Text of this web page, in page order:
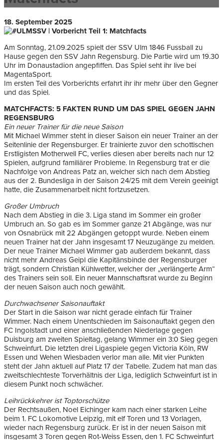
18. September 2025
Am Sonntag, 21.09.2025 spielt der SSV Ulm 1846 Fussball zu
Hause gegen den SSV Jahn Regensburg. Die Partie wird um 19.30
Uhr im Donaustadion angepfiffen. Das Spiel seht ihr live bei
MagentaSport.
Im ersten Teil des Vorberichts erfahrt ihr ihr mehr über den Gegner
und das Spiel.
MATCHFACTS: 5 FAKTEN RUND UM DAS SPIEL GEGEN JAHN
REGENSBURG
Ein neuer Trainer für die neue Saison
Mit Michael Wimmer steht in dieser Saison ein neuer Trainer an der
Seitenlinie der Regensburger. Er trainierte zuvor den schottischen
Erstligisten Motherwell FC, verlies diesen aber bereits nach nur 12
Spielen, aufgrund familiärer Probleme. In Regensburg trat er die
Nachfolge von Andreas Patz an, welcher sich nach dem Abstieg
aus der 2. Bundesliga in der Saison 24/25 mit dem Verein geeinigt
hatte, die Zusammenarbeit nicht fortzusetzen.
Großer Umbruch
Nach dem Abstieg in die 3. Liga stand im Sommer ein großer
Umbruch an. So gab es im Sommer ganze 21 Abgänge, was nur
von Osnabrück mit 22 Abgängen getoppt wurde. Neben einem
neuen Trainer hat der Jahn insgesamt 17 Neuzugänge zu melden.
Der neue Trainer Michael Wimmer gab außerdem bekannt, dass
nicht mehr Andreas Geipl die Kapitänsbinde der Regensburger
trägt, sondern Christian Kühlwetter, welcher der „verlängerte Arm“
des Trainers sein soll. Ein neuer Mannschaftsrat wurde zu Beginn
der neuen Saison auch noch gewählt.
Durchwachsener Saisonauftakt
Der Start in die Saison war nicht gerade einfach für Trainer
Wimmer. Nach einem Unentschieden im Saisonauftakt gegen den
FC Ingolstadt und einer anschließenden Niederlage gegen
Duisburg am zweiten Spieltag, gelang Wimmer ein 3:0 Sieg gegen
Schweinfurt. Die letzten drei Ligaspiele gegen Victoria Köln, RW
Essen und Wehen Wiesbaden verlor man alle. Mit vier Punkten
steht der Jahn aktuell auf Platz 17 der Tabelle. Zudem hat man das
zweitschlechteste Torverhältnis der Liga, lediglich Schweinfurt ist in
diesem Punkt noch schwächer.
Leihrückkehrer ist Toptorschütze
Der Rechtsaußen, Noel Eichinger kam nach einer starken Leihe
beim 1. FC Lokomotive Leipzig, mit elf Toren und 13 Vorlagen,
wieder nach Regensburg zurück. Er ist in der neuen Saison mit
insgesamt 3 Toren gegen Rot-Weiss Essen, den 1. FC Schweinfurt